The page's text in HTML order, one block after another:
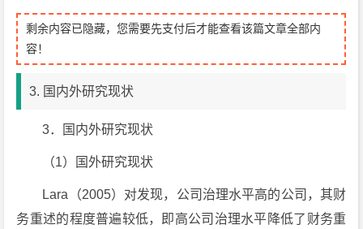
剩余内容已隐藏，您需要先支付后才能查看该篇文章全部内
容！
3. 国内外研究现状
3．国内外研究现状
（1）国外研究现状
Lara（2005）对发现，公司治理水平高的公司，其财
务重述的程度普遍较低，即高公司治理水平降低了财务重